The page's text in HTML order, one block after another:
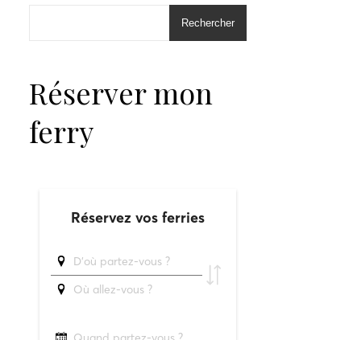
Rechercher
Réserver mon
ferry